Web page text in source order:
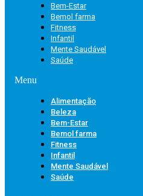
Bem-Estar
Bemol farma
Fitness
Infantil
Mente Saudável
Saúde
Menu
Alimentação
Beleza
Bem-Estar
Bemol farma
Fitness
Infantil
Mente Saudável
Saúde